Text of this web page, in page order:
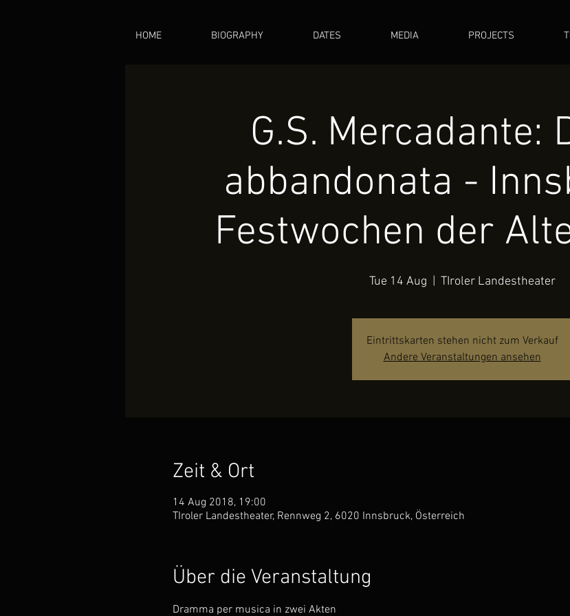
HOME BIOGRAPHY DATES MEDIA PROJECTS
G.S. Mercadante:
abbandonata -
Festwochen der
Tue 14 Aug TIroler Landestheater
Eintrittskarten stehen nicht zum Verkauf
Andere Veranstaltungen ansehen
Zeit & Ort
14 Aug 2018, 19:00
TIroler Landestheater, Rennweg 2, 6020 Innsbruck, Österreich
Über die Veranstaltung
Dramma per musica in zwei Akten